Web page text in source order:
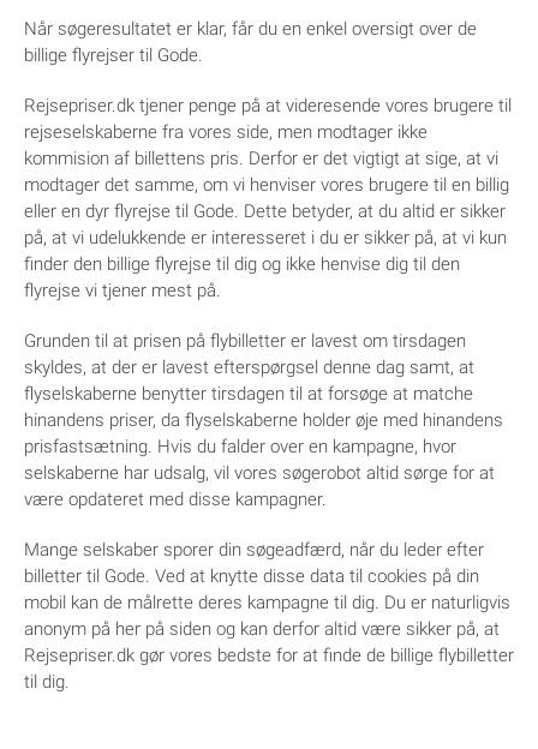
Når søgeresultatet er klar, får du en enkel oversigt over de
billige flyrejser til Gode.
Rejsepriser.dk tjener penge på at videresende vores brugere til
rejseselskaberne fra vores side, men modtager ikke
kommision af billettens pris. Derfor er det vigtigt at sige, at vi
modtager det samme, om vi henviser vores brugere til en billig
eller en dyr flyrejse til Gode. Dette betyder, at du altid er sikker
på, at vi udelukkende er interesseret i du er sikker på, at vi kun
finder den billige flyrejse til dig og ikke henvise dig til den
flyrejse vi tjener mest på.
Grunden til at prisen på flybilletter er lavest om tirsdagen
skyldes, at der er lavest efterspørgsel denne dag samt, at
flyselskaberne benytter tirsdagen til at forsøge at matche
hinandens priser, da flyselskaberne holder øje med hinandens
prisfastsætning. Hvis du falder over en kampagne, hvor
selskaberne har udsalg, vil vores søgerobot altid sørge for at
være opdateret med disse kampagner.
Mange selskaber sporer din søgeadfærd, når du leder efter
billetter til Gode. Ved at knytte disse data til cookies på din
mobil kan de målrette deres kampagne til dig. Du er naturligvis
anonym på her på siden og kan derfor altid være sikker på, at
Rejsepriser.dk gør vores bedste for at finde de billige flybilletter
til dig.